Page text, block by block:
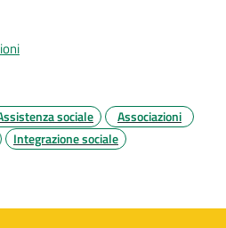
sociale
Associazioni
Integrazione sociale